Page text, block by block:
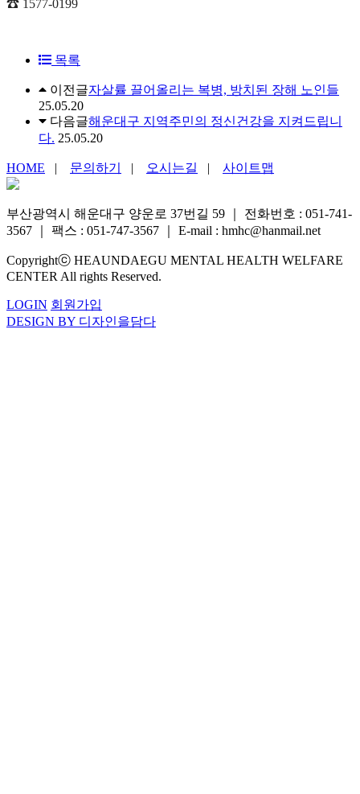
1577-0199
목록
이전글자살률 끌어올리는 복병, 방치된 장해 노인들
25.05.20
다음글해운대구 지역주민의 정신건강을 지켜드립니
다. 25.05.20
HOME | 문의하기 | 오시는길 | 사이트맵
부산광역시 해운대구 양운로 37번길 59
전화번호 : 051-741-
3567
팩스 : 051-747-3567 E-mail : hmhc@hanmail.net
Copyrightⓒ HEAUNDAEGU MENTAL HEALTH WELFARE
CENTER All rights Reserved.
LOGIN 회원가입
DESIGN BY 디자인을담다